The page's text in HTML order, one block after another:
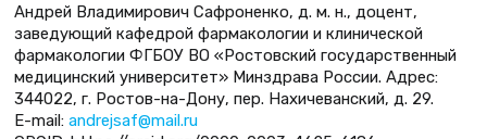
Андрей Владимирович Сафроненко, д. м. н., доцент,
заведующий кафедрой фармакологии и клинической
фармакологии ФГБОУ ВО «Ростовский государственный
медицинский университет» Минздрава России. Адрес:
344022, г. Ростов-на-Дону, пер. Нахичеванский, д. 29.
E-mail: andrejsaf@mail.ru